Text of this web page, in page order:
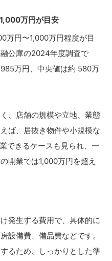
万円が目安
万円〜1,000万円程度が目
公庫の2024年度調査で
万円、中央値は約 580万
、店舗の規模や立地、業態
ば、居抜き物件や小規模な
できるケースも見られ、一
開業では1,000万円を超え
発生する費用で、具体的に
設備費、備品費などです。
るため、しっかりとした準